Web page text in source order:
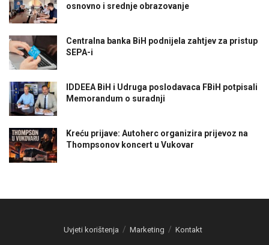
osnovno i srednje obrazovanje
Centralna banka BiH podnijela zahtjev za pristup
SEPA-i
IDDEEA BiH i Udruga poslodavaca FBiH potpisali
Memorandum o suradnji
Kreću prijave: Autoherc organizira prijevoz na
Thompsonov koncert u Vukovar
Uvjeti korištenja Marketing Kontakt